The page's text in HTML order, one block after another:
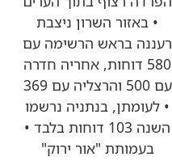
• באזור השרון ניצבת
רעננה בראש הרשימה עם
580 דוחות, אחריה חדרה
עם 500 והרצליה עם 369
• לעומתן, בנתניה נרשמו
השנה 103 דוחות בלבד •
בעמותת "אור ירוק"